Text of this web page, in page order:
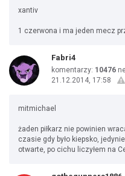
xantiv
1 czerwona i ma jeden mecz
Fabri4
komentarzy: 10476
21.12.2014, 17:58
mitmichael
żaden piłkarz nie powinien
czasie gdy było kiepsko,
otwarte, po cichu liczyłem na